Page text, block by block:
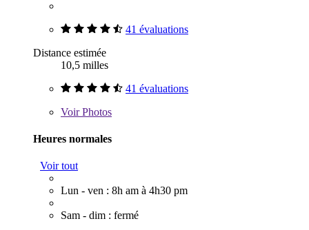
41 évaluations
Distance estimée
10,5 milles
41 évaluations
VoirPhotos
Heures normales
Voir tout
Lun - ven : 8h am à 4h30 pm
Sam - dim : fermé